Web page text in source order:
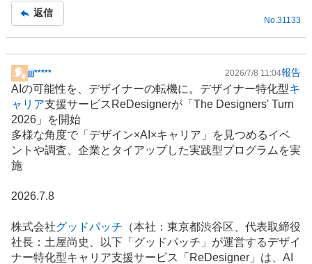
返信
No. 31133
掲
示
板
記
事
jjj***** 2026/7/8 11:04報告
AIの可能性を、デザイナーの転機に。デザイナー特化型キ
ャリア支援サービスReDesignerが「The Designers' Turn
2026」を開始
多様な角度で「デザイン×AI×キャリア」を見つめるイベ
ント や調査、企業とタイアップした実践型プログラムを実
施
2026.7.8
株式会社グッドパッチ （本社：東京都渋谷区、代表取締役
社長：土屋尚史、以下「グッドパッチ」が運営するデザイ
ナー特化型キャリア支援サービス「ReDesigner」は、AI